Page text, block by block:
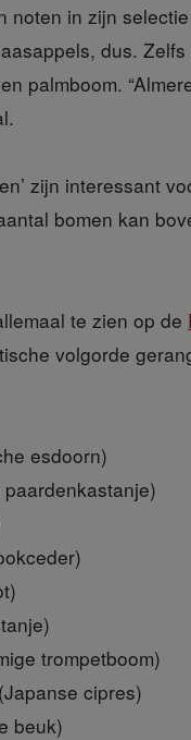
noten in zijn
dus.
palmboom.
zijn interessant
bomen kan
te zien op de
volgorde
esdoorn)
trompetboom)
cipres)
beuk)